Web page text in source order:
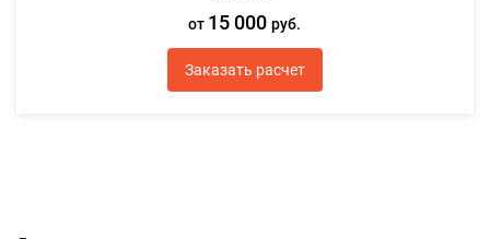
от 15 000руб.
Заказать расчет